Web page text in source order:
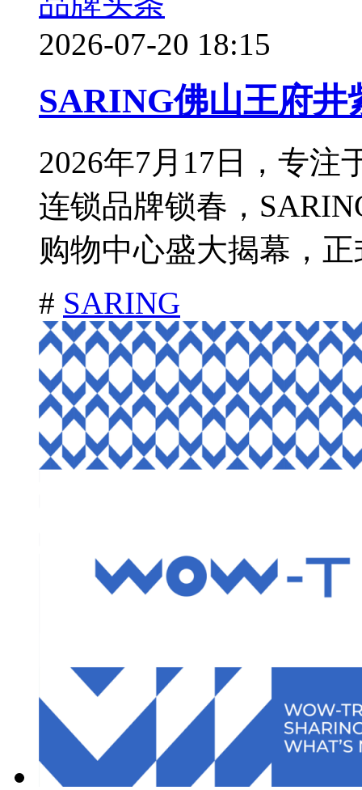
2026-07-20 18:15
SARING佛山王府井
2026年7月17日，专注
连锁品牌锁春，
购物中心盛大揭幕，
# SARING